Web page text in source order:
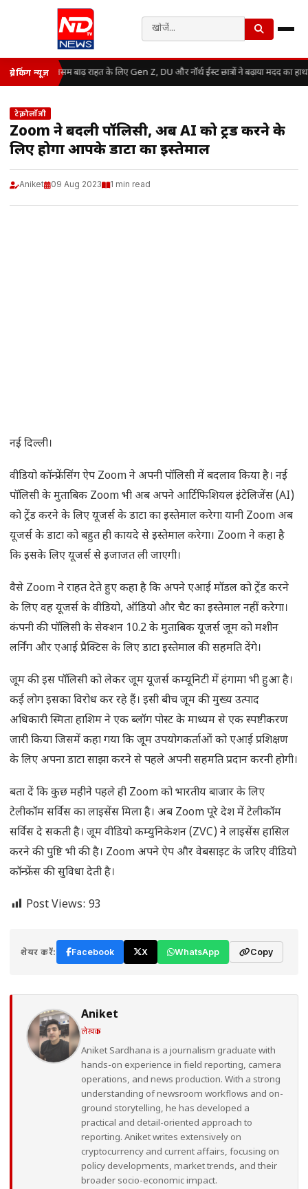
ब्रेकिंग न्यूज़ असम बाढ़ राहत के लिए Gen Z, DU और नॉर्थ ईस्ट छात्रों ने बढ़ाया मदद का हाथ
टेक्नोलॉजी
Zoom ने बदली पॉलिसी, अब AI को ट्रेंड करने के
लिए होगा आपके डाटा का इस्तेमाल
Aniket 09 Aug 2023 1 min read
नई दिल्ली।
वीडियो कॉन्फ्रेंसिंग ऐप Zoom ने अपनी पॉलिसी में बदलाव किया है। नई
पॉलिसी के मुताबिक Zoom भी अब अपने आर्टिफिशियल इंटेलिजेंस (AI)
को ट्रेंड करने के लिए यूजर्स के डाटा का इस्तेमाल करेगा यानी Zoom अब
यूजर्स के डाटा को बहुत ही कायदे से इस्तेमाल करेगा। Zoom ने कहा है
कि इसके लिए यूजर्स से इजाजत ली जाएगी।
वैसे Zoom ने राहत देते हुए कहा है कि अपने एआई मॉडल को ट्रेंड करने
के लिए वह यूजर्स के वीडियो, ऑडियो और चैट का इस्तेमाल नहीं करेगा।
कंपनी की पॉलिसी के सेक्शन 10.2 के मुताबिक यूजर्स जूम को मशीन
लर्निंग और एआई प्रैक्टिस के लिए डाटा इस्तेमाल की सहमति देंगे।
जूम की इस पॉलिसी को लेकर जूम यूजर्स कम्यूनिटी में हंगामा भी हुआ है।
कई लोग इसका विरोध कर रहे हैं। इसी बीच जूम की मुख्य उत्पाद
अधिकारी स्मिता हाशिम ने एक ब्लॉग पोस्ट के माध्यम से एक स्पष्टीकरण
जारी किया जिसमें कहा गया कि जूम उपयोगकर्ताओं को एआई प्रशिक्षण
के लिए अपना डाटा साझा करने से पहले अपनी सहमति प्रदान करनी होगी।
बता दें कि कुछ महीने पहले ही Zoom को भारतीय बाजार के लिए
टेलीकॉम सर्विस का लाइसेंस मिला है। अब Zoom पूरे देश में टेलीकॉम
सर्विस दे सकती है। जूम वीडियो कम्युनिकेशन (ZVC) ने लाइसेंस हासिल
करने की पुष्टि भी की है। Zoom अपने ऐप और वेबसाइट के जरिए वीडियो
कॉन्फ्रेंस की सुविधा देती है।
Post Views: 93
शेयर करें: Facebook X WhatsApp Copy
Aniket
लेखक
Aniket Sardhana is a journalism graduate with
hands-on experience in field reporting, camera
operations, and news production. With a strong
understanding of newsroom workflows and on-
ground storytelling, he has developed a
practical and detail-oriented approach to
reporting. Aniket writes extensively on
cryptocurrency and current affairs, focusing on
policy developments, market trends, and their
broader socio-economic impact.